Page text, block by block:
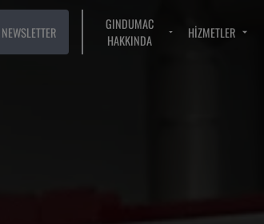
NEWSLETTER
GINDUMAC
HAKKINDA
HIZMETLER